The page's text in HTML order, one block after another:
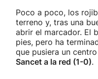
Poco a poco, los
terreno y, tras una
abrir el marcador. El
pies, pero ha
que pusiera un
Sancet a la red (1-0).